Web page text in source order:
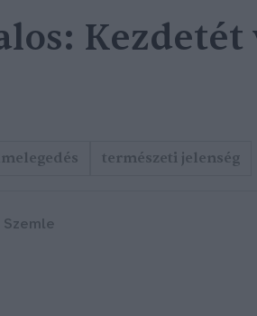
Kezdetét
természeti jelenség